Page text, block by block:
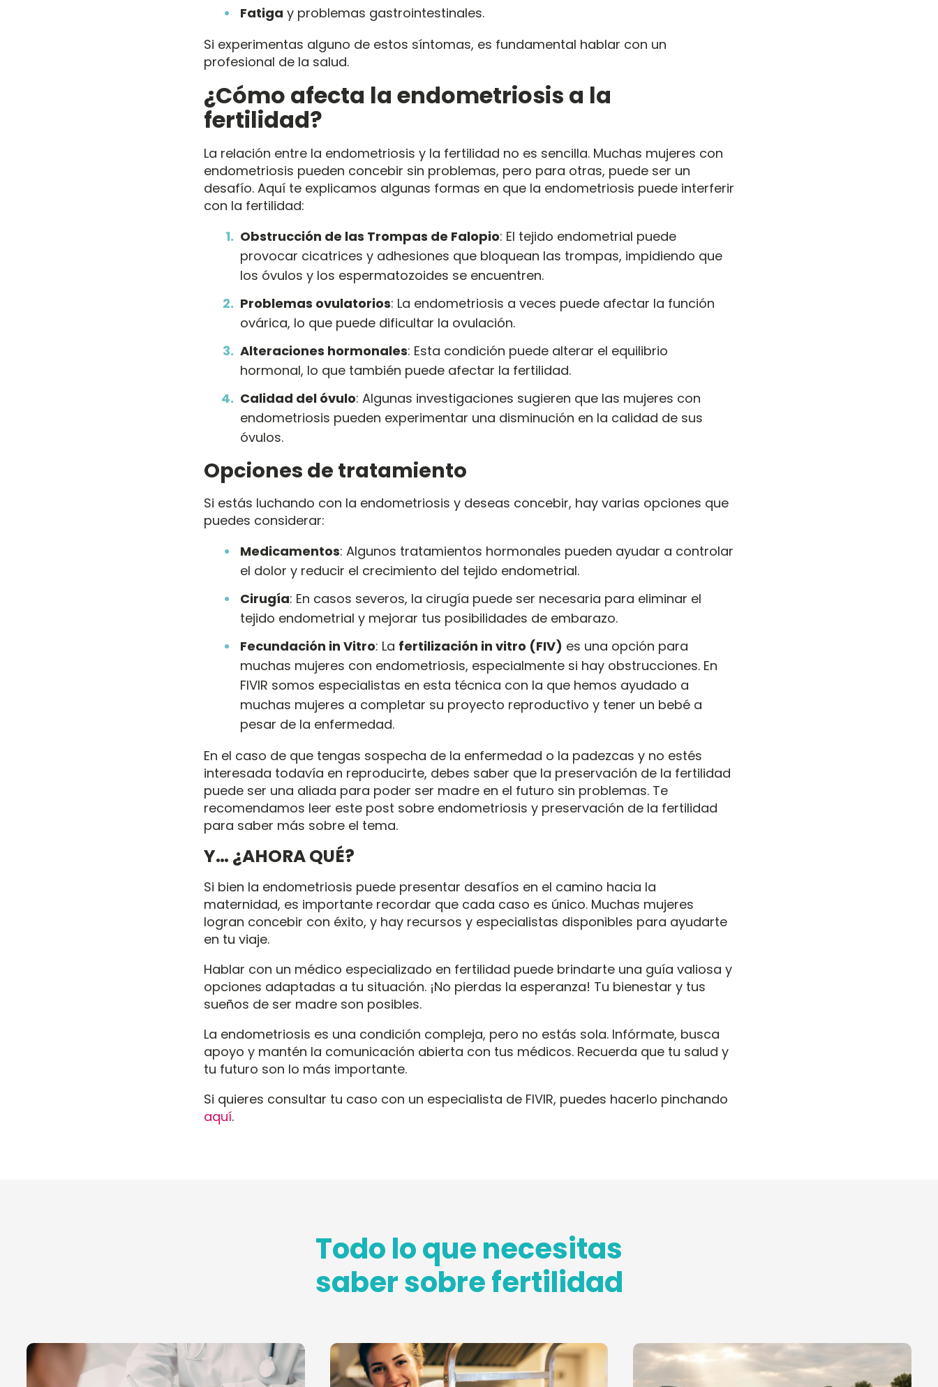
Fatiga y problemas gastrointestinales.
Si experimentas alguno de estos síntomas, es fundamental hablar con un
profesional de la salud.
¿Cómo afecta la endometriosis a la
fertilidad?
La relación entre la endometriosis y la fertilidad no es sencilla. Muchas mujeres con
endometriosis pueden concebir sin problemas, pero para otras, puede ser un
desafío. Aquí te explicamos algunas formas en que la endometriosis puede interferir
con la fertilidad:
Obstrucción de las Trompas de Falopio: El tejido endometrial puede
provocar cicatrices y adhesiones que bloquean las trompas, impidiendo que
los óvulos y los espermatozoides se encuentren.
Problemas ovulatorios: La endometriosis a veces puede afectar la función
ovárica, lo que puede dificultar la ovulación.
Alteraciones hormonales: Esta condición puede alterar el equilibrio
hormonal, lo que también puede afectar la fertilidad.
Calidad del óvulo: Algunas investigaciones sugieren que las mujeres con
endometriosis pueden experimentar una disminución en la calidad de sus
óvulos.
Opciones de tratamiento
Si estás luchando con la endometriosis y deseas concebir, hay varias opciones que
puedes considerar:
Medicamentos: Algunos tratamientos hormonales pueden ayudar a controlar
el dolor y reducir el crecimiento del tejido endometrial.
Cirugía: En casos severos, la cirugía puede ser necesaria para eliminar el
tejido endometrial y mejorar tus posibilidades de embarazo.
Fecundación in Vitro: La fertilización in vitro (FIV) es una opción para
muchas mujeres con endometriosis, especialmente si hay obstrucciones. En
FIVIR somos especialistas en esta técnica con la que hemos ayudado a
muchas mujeres a completar su proyecto reproductivo y tener un bebé a
pesar de la enfermedad.
En el caso de que tengas sospecha de la enfermedad o la padezcas y no estés
interesada todavía en reproducirte, debes saber que la preservación de la fertilidad
puede ser una aliada para poder ser madre en el futuro sin problemas. Te
recomendamos leer este post sobre endometriosis y preservación de la fertilidad
para saber más sobre el tema.
Y… ¿AHORA QUÉ?
Si bien la endometriosis puede presentar desafíos en el camino hacia la
maternidad, es importante recordar que cada caso es único. Muchas mujeres
logran concebir con éxito, y hay recursos y especialistas disponibles para ayudarte
en tu viaje.
Hablar con un médico especializado en fertilidad puede brindarte una guía valiosa y
opciones adaptadas a tu situación. ¡No pierdas la esperanza! Tu bienestar y tus
sueños de ser madre son posibles.
La endometriosis es una condición compleja, pero no estás sola. Infórmate, busca
apoyo y mantén la comunicación abierta con tus médicos. Recuerda que tu salud y
tu futuro son lo más importante.
Si quieres consultar tu caso con un especialista de FIVIR, puedes hacerlo pinchando
aquí.
Todo lo que necesitas
saber sobre fertilidad